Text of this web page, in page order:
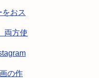
おス
両方使
の作